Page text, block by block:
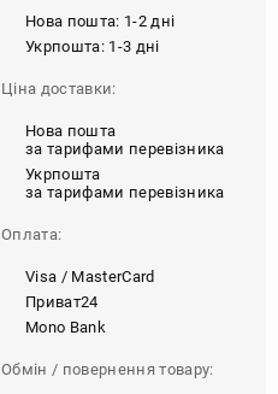
Нова пошта: 1-2 дні
Укрпошта: 1-3 дні
Ціна доставки:
Нова пошта
за тарифами перевізника
Укрпошта
за тарифами перевізника
Оплата:
Visa / MasterCard
Приват24
Mono Bank
Обмін / повернення товару: